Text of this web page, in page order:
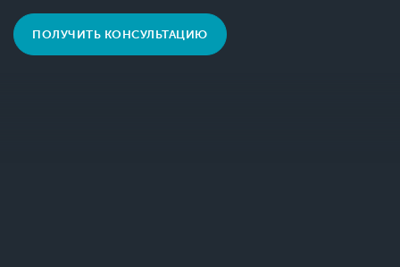
ПОЛУЧИТЬ КОНСУЛЬТАЦИЮ